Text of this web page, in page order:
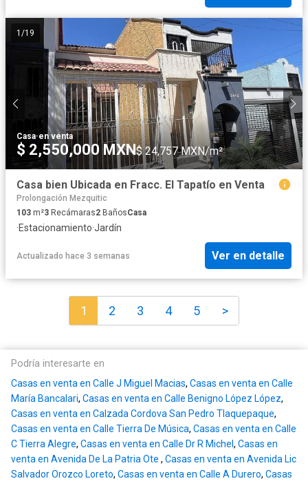
1 /19
Casa·en venta
$ 2,550,000 MXN$ 24,757 MXN/m²
Casa bien Ubicada en Fracc. El Tapatío en Venta
Prolongación Mezquitic
103 m²3 Recámaras2 BañosCasa
·Estacionamiento·Jardín
Actualizado hace 3 semanas Ver en detalle
1 2 3 4 5 >
Podría interesarte en
Casas en venta en Calle J Miguel Macias, Casas en venta en Calle
María Bancalari, Casas en venta en Calle Benigno López López,
Casas en venta en Calzada Cordova San Pedro Tlaquepaque,
Casas en venta en Calle Tierra De Música, Casas en venta en Calle
C Tierra Alegre, Casas en venta en Calle Dr R Michel , Casas en
venta en Avenida De La Patria Ote , Casas en venta en Avenida Lic
Salvador Orozco Loreto, Casas en venta en Calle A Durero, Casas